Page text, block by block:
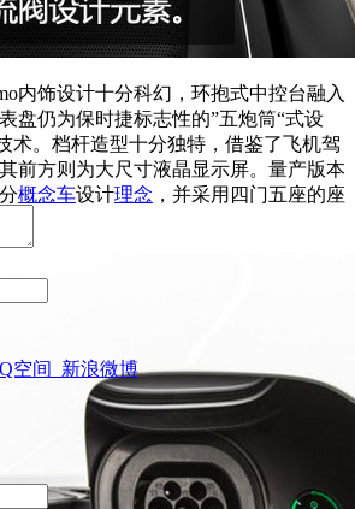
内饰设计十分科幻，环抱式中控台融入
盘仍为保时捷标志性的”五炮筒“式设
术。档杆造型十分独特，借鉴了飞机驾
前方则为大尺寸液晶显示屏。量产版本
概念车设计理念 ，并采用四门五座的座
空间 新浪微博